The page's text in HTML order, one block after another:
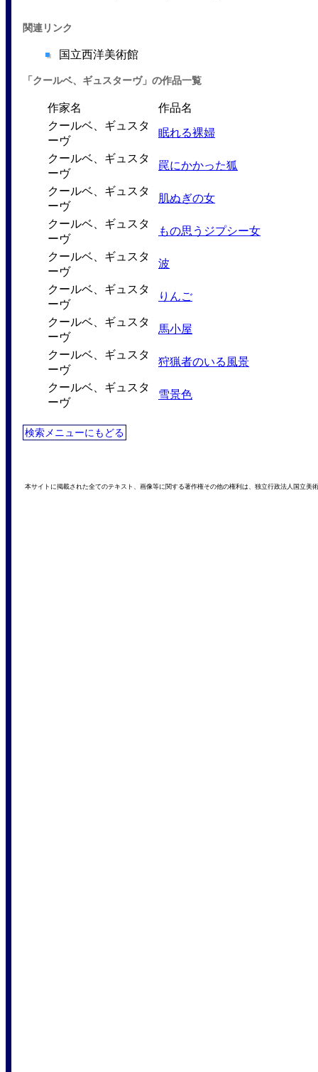
関連リンク
国立西洋美術館
「クールベ、ギュスターヴ」の作品一覧
作家名
作品名
クールベ、ギュスタ
ーヴ
眠れる裸婦
クールベ、ギュスタ
ーヴ
罠にかかった狐
クールベ、ギュスタ
ーヴ
肌ぬぎの女
クールベ、ギュスタ
ーヴ
もの思うジプシー女
クールベ、ギュスタ
ーヴ
波
クールベ、ギュスタ
ーヴ
りんご
クールベ、ギュスタ
ーヴ
馬小屋
クールベ、ギュスタ
ーヴ
狩猟者のいる風景
クールベ、ギュスタ
ーヴ
雪景色
検索メニューにもどる
本サイトに掲載された全てのテキスト、画像等に関する著作権その他の権利は、独立行政法人国立